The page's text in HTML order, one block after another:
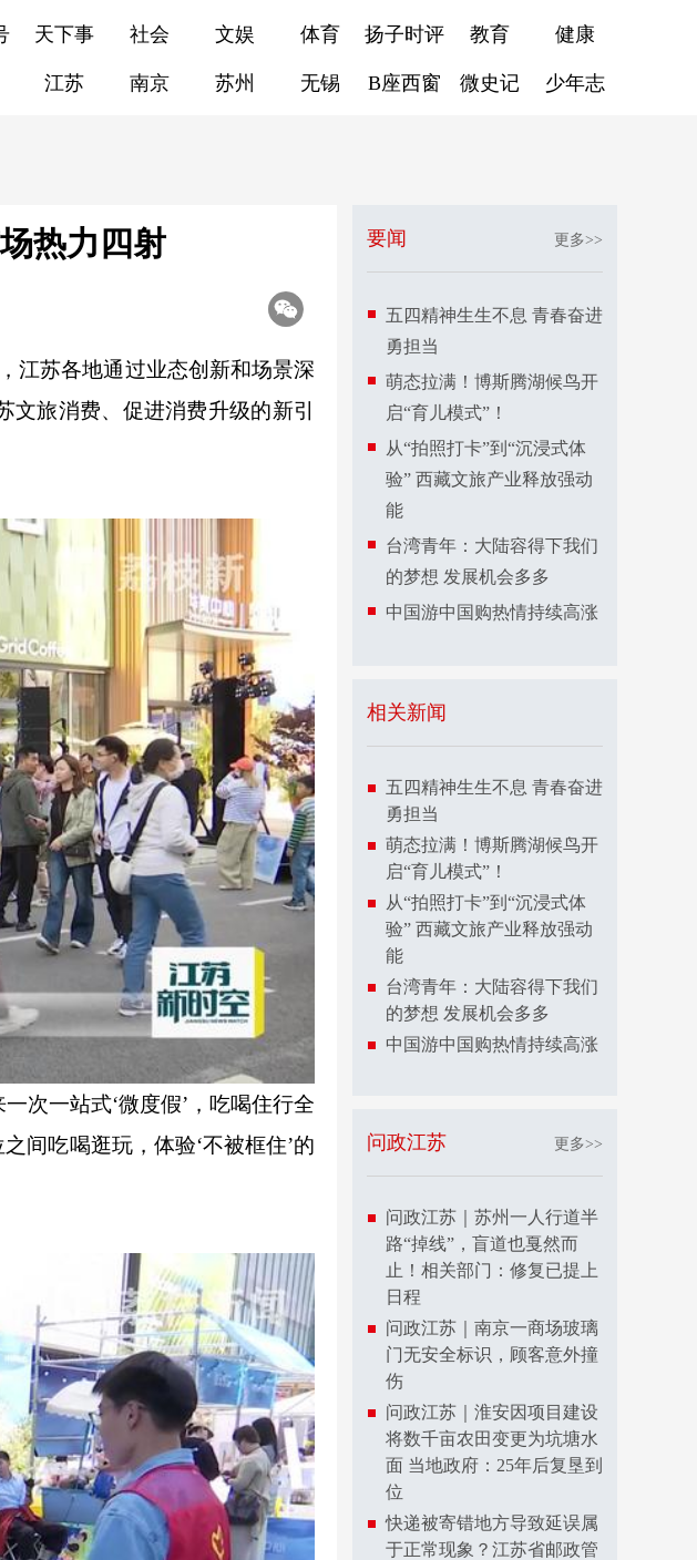
天下事 社会 文娱 体育 扬子时评 教育 健康
江苏 南京 苏州 无锡 B座西窗 微史记 少年志
热力四射
苏各地通过业态创新和场景深
旅消费、促进消费升级的新引
次一站式‘微度假’，吃喝住行全
间吃喝逛玩，体验‘不被框住’的
要闻 更多>>
五四精神生生不息 青春奋进
勇担当
萌态拉满！博斯腾湖候鸟开
启“育儿模式”！
从“拍照打卡”到“沉浸式体
验” 西藏文旅产业释放强动
能
台湾青年：大陆容得下我们
的梦想 发展机会多多
中国游中国购热情持续高涨
相关新闻
五四精神生生不息 青春奋进
勇担当
萌态拉满！博斯腾湖候鸟开
启“育儿模式”！
从“拍照打卡”到“沉浸式体
验” 西藏文旅产业释放强动
能
台湾青年：大陆容得下我们
的梦想 发展机会多多
中国游中国购热情持续高涨
问政江苏 更多>>
问政江苏｜苏州一人行道半
路“掉线”，盲道也戛然而
止！相关部门：修复已提上
日程
问政江苏｜南京一商场玻璃
门无安全标识，顾客意外撞
伤
问政江苏｜淮安因项目建设
将数千亩农田变更为坑塘水
面 当地政府：25年后复垦到
位
快递被寄错地方导致延误属
于正常现象？江苏省邮政管